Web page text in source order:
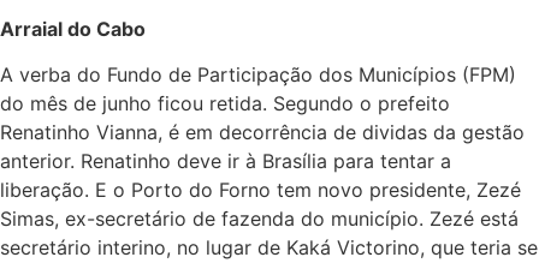
Arraial do Cabo
A verba do Fundo de Participação dos Municípios (FPM)
do mês de junho ficou retida. Segundo o prefeito
Renatinho Vianna, é em decorrência de dividas da gestão
anterior. Renatinho deve ir à Brasília para tentar a
liberação. E o Porto do Forno tem novo presidente, Zezé
Simas, ex-secretário de fazenda do município. Zezé está
secretário interino, no lugar de Kaká Victorino, que teria se